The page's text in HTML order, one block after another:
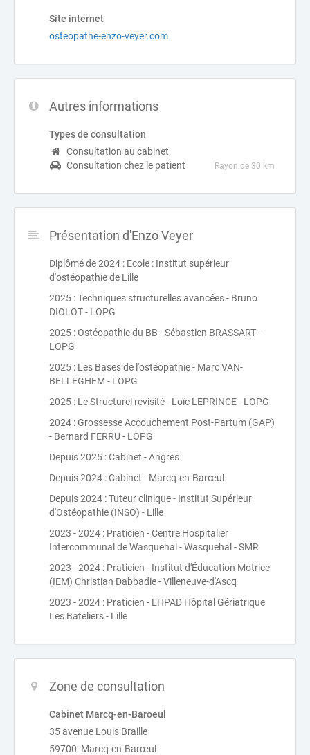
Site internet
osteopathe-enzo-veyer.com
Autres informations
Types de consultation
Consultation au cabinet
Consultation chez le patient
Rayon de 30 km
Présentation d'Enzo Veyer
Diplômé de 2024 : Ecole : Institut supérieur
d'ostéopathie de Lille
2025 : Techniques structurelles avancées - Bruno
DIOLOT - LOPG
2025 : Ostéopathie du BB - Sébastien BRASSART -
LOPG
2025 : Les Bases de l'ostéopathie - Marc VAN-
BELLEGHEM - LOPG
2025 : Le Structurel revisité - Loïc LEPRINCE - LOPG
2024 : Grossesse Accouchement Post-Partum (GAP)
- Bernard FERRU - LOPG
Depuis 2025 : Cabinet - Angres
Depuis 2024 : Cabinet - Marcq-en-Barœul
Depuis 2024 : Tuteur clinique - Institut Supérieur
d'Ostéopathie (INSO) - Lille
2023 - 2024 : Praticien - Centre Hospitalier
Intercommunal de Wasquehal - Wasquehal - SMR
2023 - 2024 : Praticien - Institut d'Éducation Motrice
(IEM) Christian Dabbadie - Villeneuve-d'Ascq
2023 - 2024 : Praticien - EHPAD Hôpital Gériatrique
Les Bateliers - Lille
Zone de consultation
Cabinet Marcq-en-Baroeul
35 avenue Louis Braille
59700 Marcq-en-Barœul